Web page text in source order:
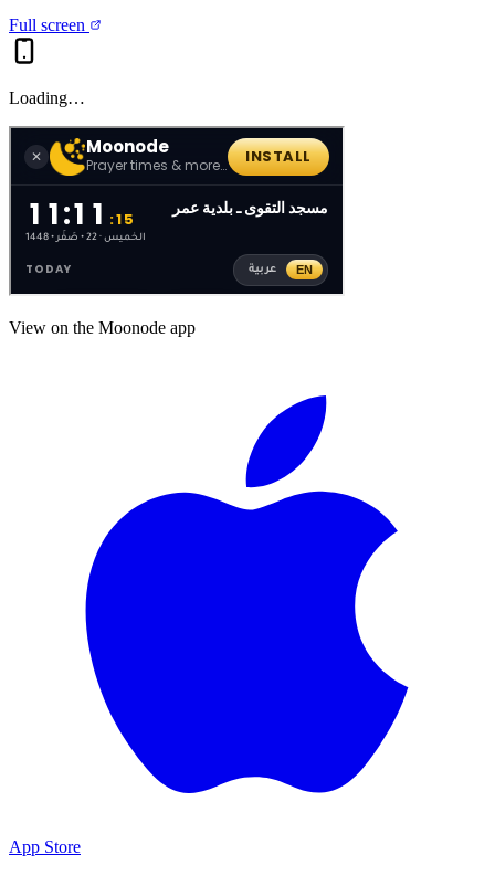
Full screen
Loading…
View on the Moonode app
App Store